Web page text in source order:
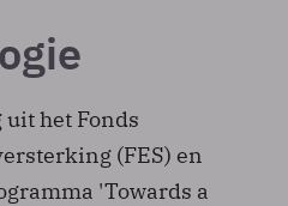
het Fonds
(FES) en
'Towards a